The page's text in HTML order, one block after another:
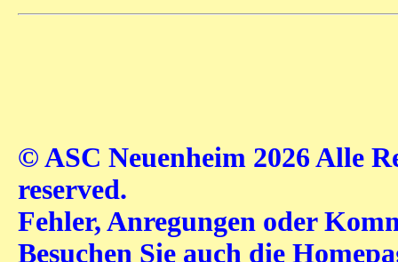
© ASC Neuenheim 2026 Alle
reserved.
Fehler, Anregungen oder
Besuchen Sie auch die